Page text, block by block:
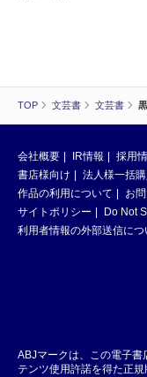
TOP 文芸書 文芸書
会社概要 IR情報 採用
書店様向け
法人様一括購
作品の利用について
お
サイトポリシー
Do Not
利用者情報の外部送信につ
ABJマークは、この電子書
テンツ使用許諾を得た正